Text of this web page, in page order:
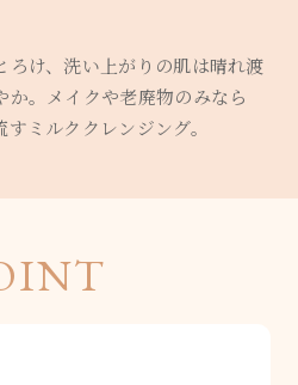
ろけ、洗い上がりの肌は晴れ渡
か。メイクや老廃物のみなら
ミルククレンジング。